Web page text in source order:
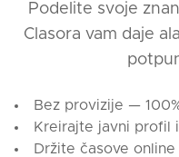
Podelite svoje
Clasora vam daje
Bez provizije —
Kreirajte javni profil
Držite časove